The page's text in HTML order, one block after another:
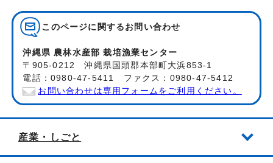
このページに関する お問い合わせ
沖縄県 農林水産部 栽培漁業センター
〒905-0212 沖縄県国頭郡本部町大浜853-1
電話：0980-47-5411 ファクス：0980-47-5412
お問い合わせは専用フォームをご利用ください。
産業・しごと